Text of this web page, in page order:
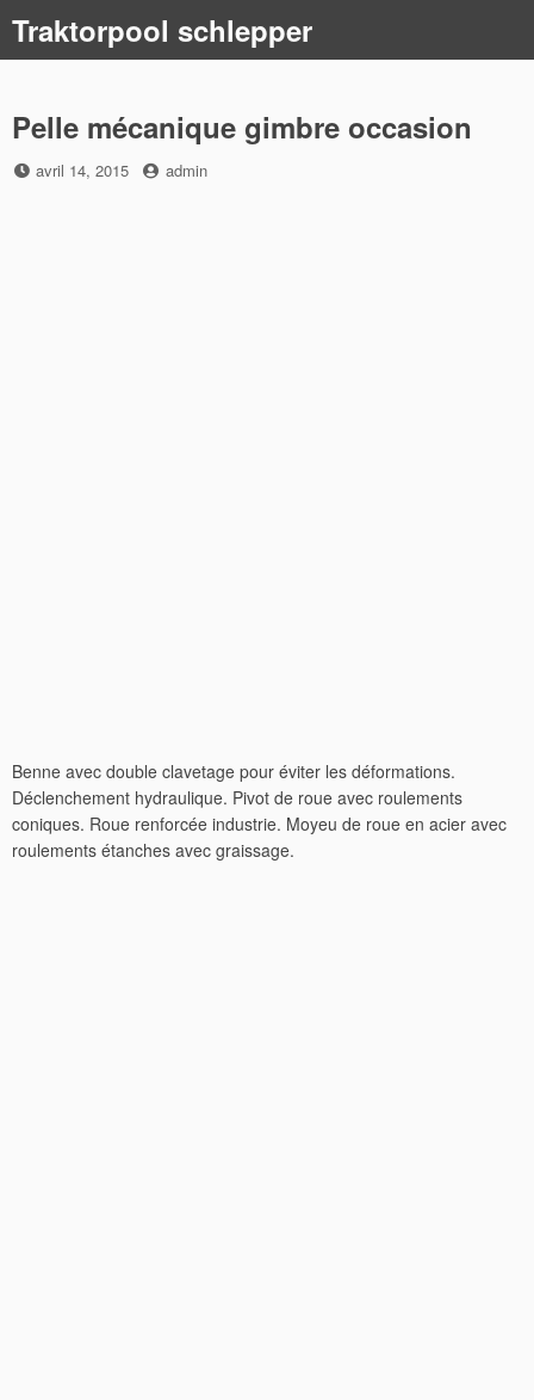
content
Traktorpool schlepper
Pelle mécanique gimbre occasion
Posted
avril 14, 2015 by
admin
Benne avec double clavetage pour éviter les déformations.
Déclenchement hydraulique. Pivot de roue avec roulements
coniques. Roue renforcée industrie. Moyeu de roue en acier avec
roulements étanches avec graissage.